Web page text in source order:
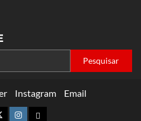
Instagram Email